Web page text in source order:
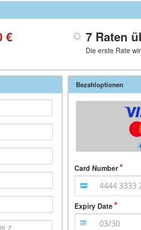
€ 7 Raten
Die erste Rate
Bezahloptionen
Card Number
Expiry Date